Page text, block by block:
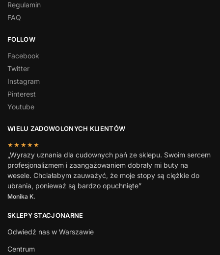
Regulamin
FAQ
FOLLOW
Facebook
Twitter
Instagram
Pinterest
Youtube
WIELU ZADOWOLONYCH KLIENTÓW
★★★★★
„Wyrazy uznania dla cudownych pań ze sklepu. Swoim sercem
profesjonalizmem i zaangażowaniem dobrały mi buty na
wesele. Chciałabym zauważyć, że moje stopy są ciężkie do
ubrania, ponieważ są bardzo opuchnięte”
Monika K.
SKLEPY STACJONARNE
Odwiedź nas w Warszawie
Centrum